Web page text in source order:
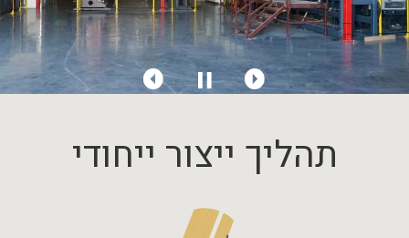
תהליך ייצור ייחודי